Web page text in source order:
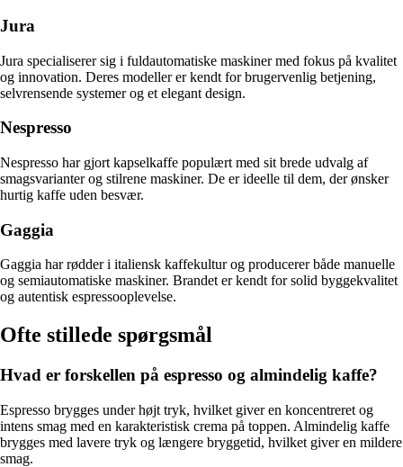
Jura
Jura specialiserer sig i fuldautomatiske maskiner med fokus på kvalitet
og innovation. Deres modeller er kendt for brugervenlig betjening,
selvrensende systemer og et elegant design.
Nespresso
Nespresso har gjort kapselkaffe populært med sit brede udvalg af
smagsvarianter og stilrene maskiner. De er ideelle til dem, der ønsker
hurtig kaffe uden besvær.
Gaggia
Gaggia har rødder i italiensk kaffekultur og producerer både manuelle
og semiautomatiske maskiner. Brandet er kendt for solid byggekvalitet
og autentisk espressooplevelse.
Ofte stillede spørgsmål
Hvad er forskellen på espresso og almindelig kaffe?
Espresso brygges under højt tryk, hvilket giver en koncentreret og
intens smag med en karakteristisk crema på toppen. Almindelig kaffe
brygges med lavere tryk og længere bryggetid, hvilket giver en mildere
smag.